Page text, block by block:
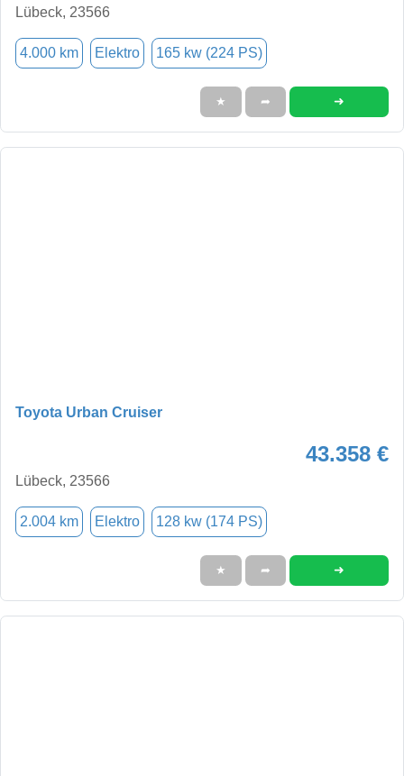
Lübeck, 23566
4.000 km Elektro 165 kw (224 PS)
★ ➦ ➜
Toyota Urban Cruiser
43.358 €
Lübeck, 23566
2.004 km Elektro 128 kw (174 PS)
★ ➦ ➜